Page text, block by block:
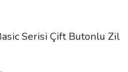
Serisi Çift Butonlu Zil